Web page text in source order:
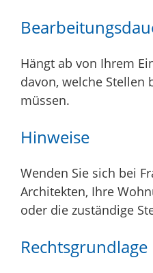
Hängt ab von Ihrem
davon, welche Stellen
müssen.
Hinweise
Wenden Sie sich bei
Architekten, Ihre
oder die zuständige
Rechtsgrundlage